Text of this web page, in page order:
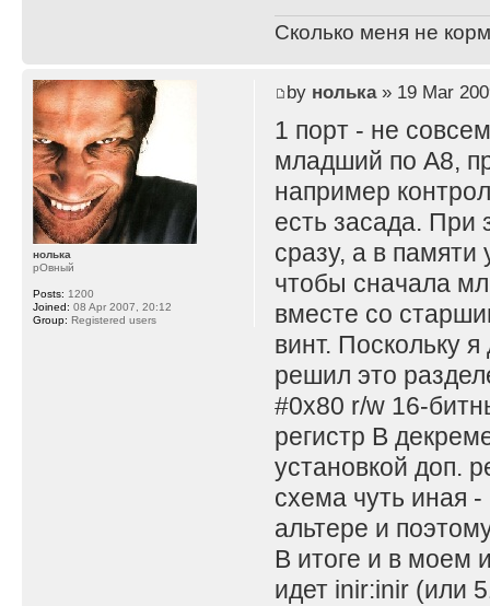
Сколько меня не
by нолька» 19 Mar
1 порт - не
младший по A8,
например
есть засада. При
сразу, а в
чтобы сначала
вместе со
винт. Поскольку
решил это
#0x80 r/w 16-
регистр B
установкой доп.
схема чуть иная
альтере и
В итоге и в моем
идет inir:inir (или
нолька
рОвный
Posts: 1200
Joined: 08 Apr 2007, 20:12
Group: Registered users